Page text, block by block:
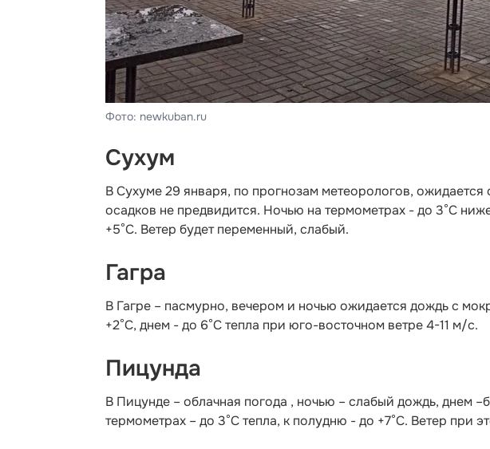
Фото: newkuban.ru
Сухум
В Сухуме 29 января, по прогнозам метеорологов,
осадков не предвидится. Ночью на термометрах - до 3°С
+5°С. Ветер будет переменный, слабый.
Гагра
В Гагре – пасмурно, вечером и ночью ожидается дождь с
+2°С, днем - до 6°С тепла при юго-восточном ветре 4-11 м/с.
Пицунда
В Пицунде – облачная погода , ночью – слабый дождь, днем
термометрах – до 3°С тепла, к полудню - до +7°С. Ветер при